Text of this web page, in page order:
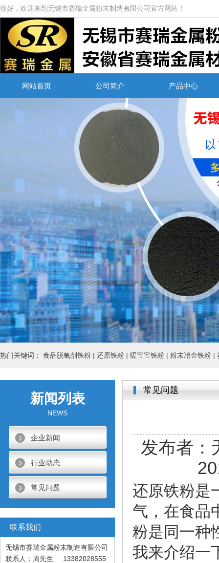
你好，欢迎来到无锡市赛瑞金属粉末制造有限公司官方网站！
网站首页 公司简介 产品中心
热门关键词： 食品脱氧剂铁粉 | 还原铁粉 | 暖宝宝铁粉 | 粉末冶金铁粉 |
新闻列表
NEWS
企业新闻
行业动态
常见问题
联系我们
无锡市赛瑞金属粉末制造有限公司
联系人：周先生 13382028555
常见问题
发布者：
还原铁粉是
气，在食品
粉是同一种
我来介绍一